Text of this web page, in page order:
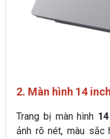
2. Màn hình 14
Trang bị màn hình
ảnh rõ nét, màu sắc